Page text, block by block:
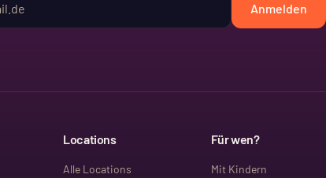
Anmelden
Locations
Alle Locations
Für wen?
Mit Kindern